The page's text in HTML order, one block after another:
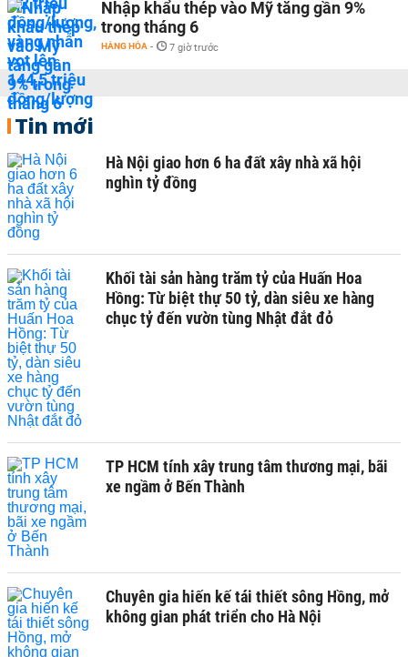
Nhập khẩu thép vào Mỹ tăng gần 9%
trong tháng 6
HÀNG HÓA - 7 giờ trước
Tin mới
Hà Nội giao hơn 6 ha đất xây nhà xã hội
nghìn tỷ đồng
Khối tài sản hàng trăm tỷ của Huấn Hoa
Hồng: Từ biệt thự 50 tỷ, dàn siêu xe hàng
chục tỷ đến vườn tùng Nhật đắt đỏ
TP HCM tính xây trung tâm thương mại, bãi
xe ngầm ở Bến Thành
Chuyên gia hiến kế tái thiết sông Hồng, mở
không gian phát triển cho Hà Nội